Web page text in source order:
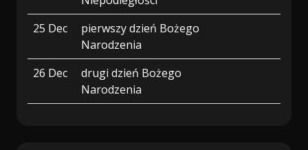
25 Dec
pierwszy dzień Bożego
Narodzenia
26 Dec
drugi dzień Bożego
Narodzenia